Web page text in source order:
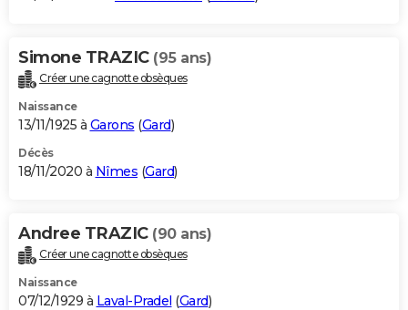
Simone TRAZIC (95 ans)
Créer une cagnotte obsèques
Naissance
13/11/1925 à Garons (Gard)
Décès
18/11/2020 à Nîmes (Gard)
Andree TRAZIC (90 ans)
Créer une cagnotte obsèques
Naissance
07/12/1929 à Laval-Pradel (Gard)